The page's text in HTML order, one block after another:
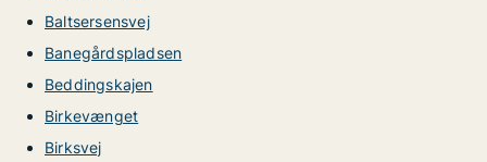
Baltsersensvej
Banegårdspladsen
Beddingskajen
Birkevænget
Birksvej